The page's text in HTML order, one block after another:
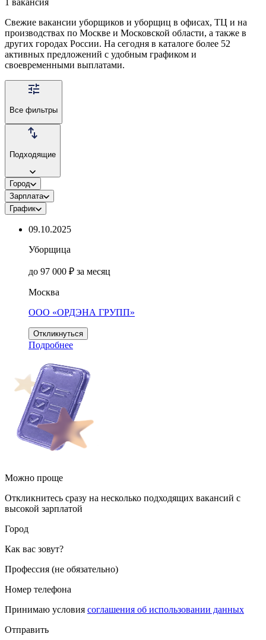
Свежие вакансии уборщиков и уборщиц в офисах, ТЦ и на
производствах по Москве и Московской области, а также в
других городах России. На сегодня в каталоге более 52
активных предложений с удобным графиком и
своевременными выплатами.
Все фильтры
Подходящие
Город
Зарплата
График
09.10.2025
Уборщица
до 97 000 ₽ за месяц
Москва
ООО «ОРДЭНА ГРУПП»
Откликнуться
Подробнее
Можно проще
Откликнитесь сразу на несколько подходящих вакансий с
высокой зарплатой
Город
Как вас зовут?
Профессия (не обязательно)
Номер телефона
Принимаю условия соглашения об использовании данных
Отправить